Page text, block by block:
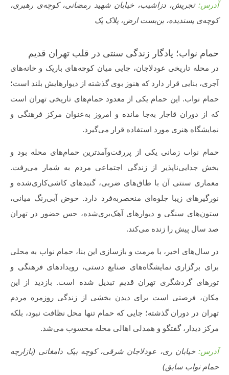
آدرس:تجریش، دزاشیب، خیابان شهید رمضانی، کوچه‌ی رهبری،
کوچه‌ی پسندیده، بن‌بست ارض، پلاک یک
حمام نواب؛ یادگار زندگی سنتی در قلب تهران قدیم
در محله تاریخی عودلاجان، جایی میان کوچه‌های باریک و خانه‌های
آجری، بنایی قرار دارد که هنوز بوی گذشته از دیوارهایش بلند است؛
حمام نواب. این حمام یکی از معدود حمام‌های تاریخی تهران است
که از دوران قاجار به‌جا مانده و امروز به‌عنوان مرکز فرهنگی و
نمایشگاه هنری مورد استفاده قرار می‌گیرد.
حمام نواب زمانی یکی از پررفت‌وآمدترین حمام‌های محله بود و
بخش جدایی‌ناپذیر از زندگی اجتماعی مردم به شمار می‌رفت.
معماری سنتی آن با طاق‌های ضربی، گنبدهای کاشی‌کاری‌شده و
نورگیرهای زیبا جلوه‌ای منحصربه‌فرد دارد. حوض آبی‌رنگ میانی،
ستون‌های سنگی و دیوارهای آهک‌بری‌شده، حس حضور در تهران
صد سال پیش را زنده می‌کند.
در سال‌های اخیر، با مرمت و بازسازی این بنا، حمام نواب به محلی
برای برگزاری نمایشگاه‌های صنایع دستی، رویدادهای فرهنگی و
تورهای گردشگری تهران قدیم تبدیل شده است. بازدید از این
مکان، فرصتی است برای دیدن بخشی از زندگی روزمره مردم
تهران در دوران گذشته؛ جایی که حمام تنها محل نظافت نبود، بلکه
مرکز دیدار، گفتگو و همدلی اهالی محله محسوب می‌شد.
آدرس:خیابان ری، عودلاجان شرقی، کوچه بیک دامغانی (بازارچه
حمام نواب سابق)